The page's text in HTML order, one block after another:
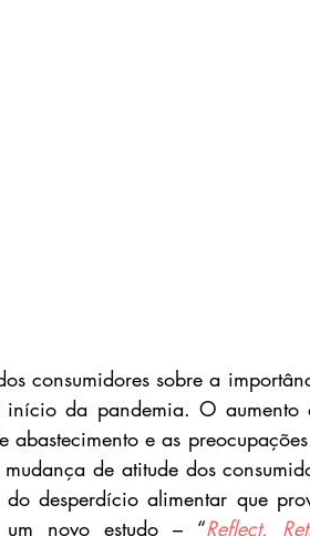
consumidores sobre a
da pandemia. O aumento
abastecimento e as
mudança de atitude dos
do desperdício alimentar que
novo estudo – “Reflect.